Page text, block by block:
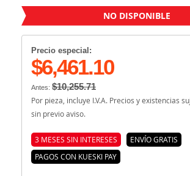
NO DISPONIBLE
Precio especial:
$6,461.10
Antes: $10,255.71
Por pieza, incluye I.V.A. Precios y existencias
sin previo aviso.
3 MESES SIN INTERESES
ENVÍO GRATIS
PAGOS CON KUESKI PAY